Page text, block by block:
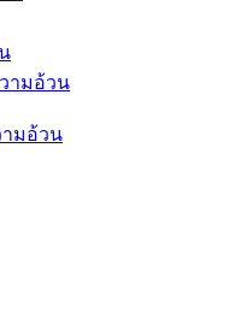
ามอ้วน
ามอ้วน